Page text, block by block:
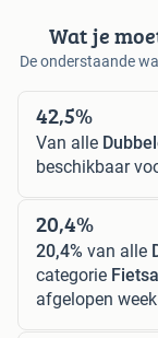
Wat je
De onderstaande
42,5%
Van alle
beschikbaar
20,4%
20,4% van alle
categorie
afgelopen